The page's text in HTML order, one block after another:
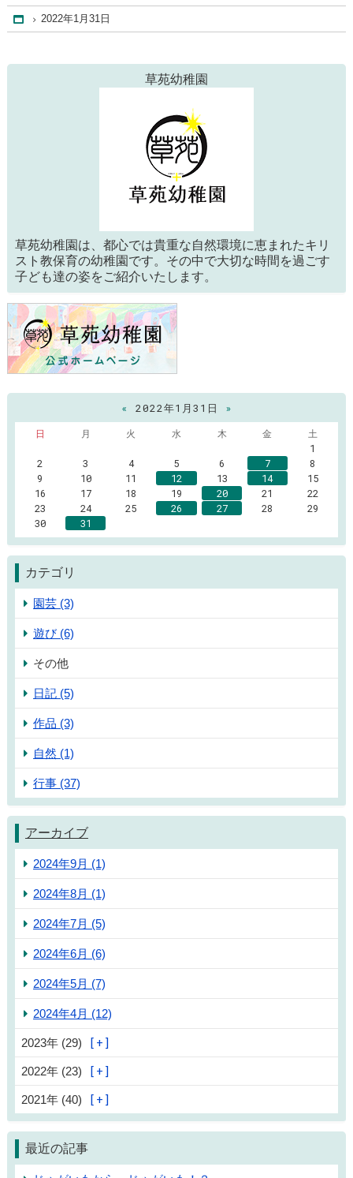
Home
2022年1月31日
草苑幼稚園
草苑幼稚園は、都心では貴重な自然環境に恵まれたキリ
スト教保育の幼稚園です。その中で大切な時間を過ごす
子ども達の姿をご紹介いたします。
« 2022年1月31日
»
日
月 火 水 木 金
土
1
2
3 4 5 6 7
8
9
10 11 12 13 14
15
16
17 18 19 20 21
22
23
24 25 26 27 28
29
30
31
カテゴリ
園芸 (3)
遊び (6)
その他
日記 (5)
作品 (3)
自然 (1)
行事 (37)
アーカイブ
2024年9月 (1)
2024年8月 (1)
2024年7月 (5)
2024年6月 (6)
2024年5月 (7)
2024年4月 (12)
2023年 (29)
2022年 (23)
2021年 (40)
最近の記事